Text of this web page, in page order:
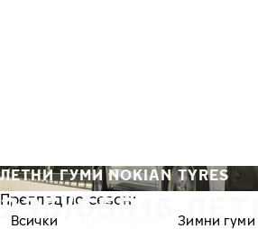
235/65R16
ЛЕТНИ ГУМИ NOKIAN TYRES
Преглед по сезон:
Всички Зимни гуми